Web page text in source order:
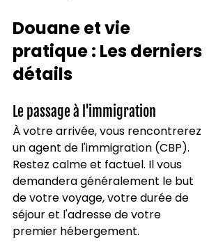
Douane et vie
pratique : Les derniers
détails
Le passage à l'immigration
À votre arrivée, vous rencontrerez
un agent de l'immigration (CBP).
Restez calme et factuel. Il vous
demandera généralement le but
de votre voyage, votre durée de
séjour et l'adresse de votre
premier hébergement.